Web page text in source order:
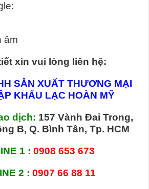
âm
xin vui lòng liên hệ:
SẢN XUẤT THƯƠNG MẠI
KHẨU LẠC HOÀN MỸ
dịch: 157 Vành Đai Trong,
B, Q. Bình Tân, Tp. HCM
1 :0908 653 673
2 : 0907 66 88 11